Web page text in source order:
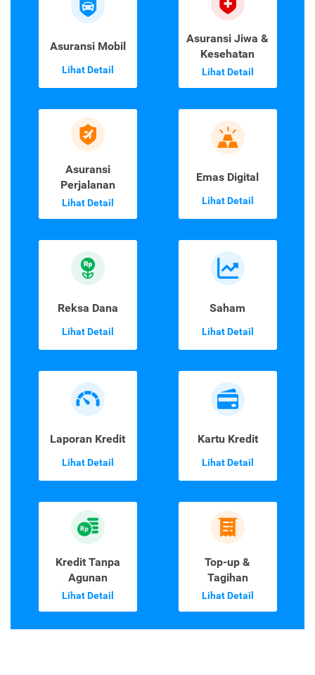
Asuransi Mobil
Lihat Detail
Asuransi Jiwa &
Kesehatan
Lihat Detail
Asuransi
Perjalanan
Lihat Detail
Emas Digital
Lihat Detail
Reksa Dana
Lihat Detail
Saham
Lihat Detail
Laporan Kredit
Lihat Detail
Kartu Kredit
Lihat Detail
Kredit Tanpa
Agunan
Lihat Detail
Top-up &
Tagihan
Lihat Detail